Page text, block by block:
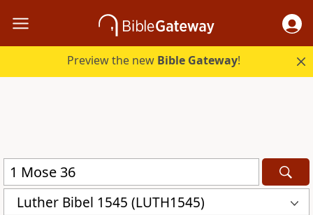
Preview the new Bible Gateway!
Luther Bibel 1545 (LUTH1545)